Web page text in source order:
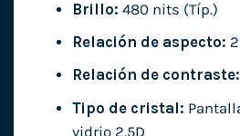
Brillo: 480 nits (Típ.)
Relación de aspecto:
Relación de contraste:
Tipo de cristal:
vidrio 2.5D